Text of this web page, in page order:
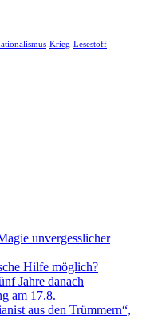
Krieg Lesestoff
unvergesslicher
Hilfe möglich?
Jahre danach
am 17.8.
aus den Trümmern“,